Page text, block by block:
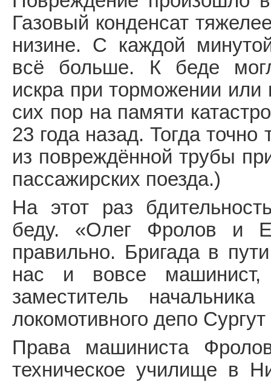
Газовый конденсат
низине. С каждой
всё больше. К беде
искра при торможении
сих пор на памяти
23 года назад. Тогда
из повреждённой трубы
пассажирских поезда.)
На этот раз
беду. «Олег Фролов и
правильно. Бригада в
нас и вовсе машинист,
заместитель
локомотивного депо
Права машиниста
техническое училище в